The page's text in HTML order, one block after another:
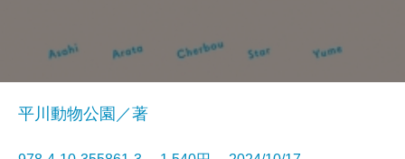
平川動物公園／著